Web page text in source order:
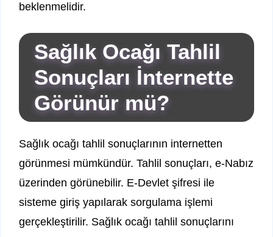
beklenmelidir.
Sağlık Ocağı Tahlil
Sonuçları İnternette
Görünür mü?
Sağlık ocağı tahlil sonuçlarının internetten
görünmesi mümkündür. Tahlil sonuçları, e-Nabız
üzerinden görünebilir. E-Devlet şifresi ile
sisteme giriş yapılarak sorgulama işlemi
gerçekleştirilir. Sağlık ocağı tahlil sonuçlarını